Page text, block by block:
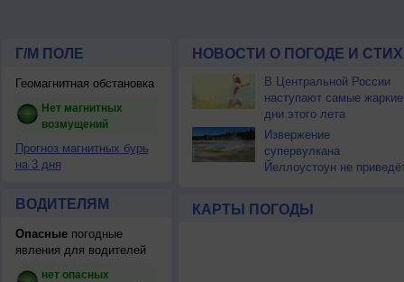
Г/М ПОЛЕ
Геомагнитная обстановка
Нет магнитных
возмущений
Прогноз магнитных бурь
на 3 дня
ВОДИТЕЛЯМ
Опасныепогодные
явления для водителей
нет опасных
НОВОСТИ О ПОГОДЕ И
В Центральной России
наступают самые жаркие
дни этого лета
Извержение
супервулкана
Йеллоустоун не
КАРТЫ ПОГОДЫ